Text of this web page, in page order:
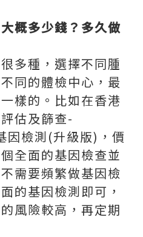
概多少錢？多久做
多種，選擇不同腫
同的體檢中心，最
樣的。比如在香港
估及篩查-
因檢測(升級版)，價
全面的基因檢查並
需要頻繁做基因檢
的基因檢測即可，
風險較高，再定期